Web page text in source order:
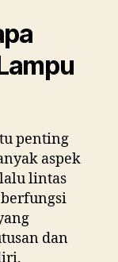
penting
aspek
lintas
dan